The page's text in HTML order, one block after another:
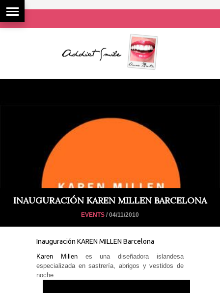
INAUGURACIÓN KAREN MILLEN BARCELONA
EVENTS / 04/11/2010
Inauguración KAREN MILLEN Barcelona
Karen Millenes una diseñadora islandesa
especializada en sastrería, abrigos y vestidos de
noche.
Necesarias